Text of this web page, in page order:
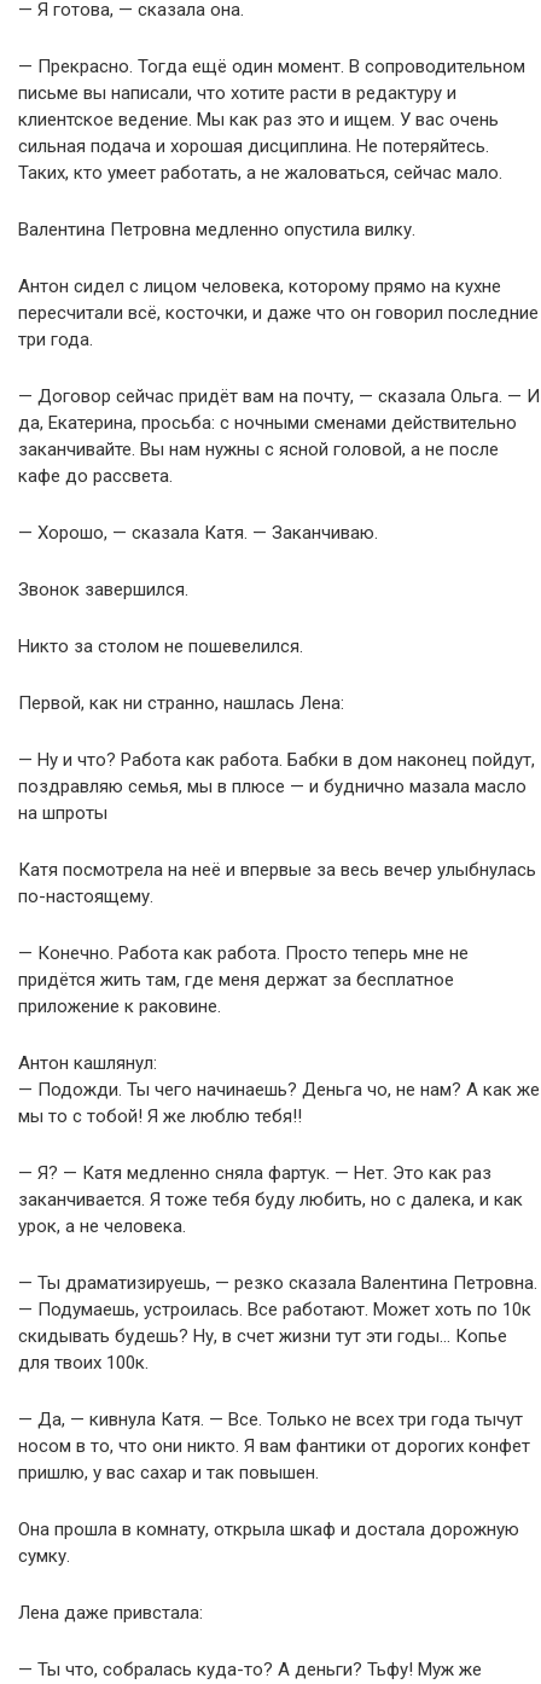
— Я готова, — сказала она.
— Прекрасно. Тогда ещё один момент. В сопроводительном
письме вы написали, что хотите расти в редактуру и
клиентское ведение. Мы как раз это и ищем. У вас очень
сильная подача и хорошая дисциплина. Не потеряйтесь.
Таких, кто умеет работать, а не жаловаться, сейчас мало.
Валентина Петровна медленно опустила вилку.
Антон сидел с лицом человека, которому прямо на кухне
пересчитали всё, косточки, и даже что он говорил последние
три года.
— Договор сейчас придёт вам на почту, — сказала Ольга. — И
да, Екатерина, просьба: с ночными сменами действительно
заканчивайте. Вы нам нужны с ясной головой, а не после
кафе до рассвета.
— Хорошо, — сказала Катя. — Заканчиваю.
Звонок завершился.
Никто за столом не пошевелился.
Первой, как ни странно, нашлась Лена:
— Ну и что? Работа как работа. Бабки в дом наконец пойдут,
поздравляю семья, мы в плюсе — и буднично мазала масло
на шпроты
Катя посмотрела на неё и впервые за весь вечер улыбнулась
по-настоящему.
— Конечно. Работа как работа. Просто теперь мне не
придётся жить там, где меня держат за бесплатное
приложение к раковине.
Антон кашлянул:
— Подожди. Ты чего начинаешь? Деньга чо, не нам? А как же
мы то с тобой! Я же люблю тебя!!
— Я? — Катя медленно сняла фартук. — Нет. Это как раз
заканчивается. Я тоже тебя буду любить, но с далека, и как
урок, а не человека.
— Ты драматизируешь, — резко сказала Валентина Петровна.
— Подумаешь, устроилась. Все работают. Может хоть по 10к
скидывать будешь? Ну, в счет жизни тут эти годы… Копье
для твоих 100к.
— Да, — кивнула Катя. — Все. Только не всех три года тычут
носом в то, что они никто. Я вам фантики от дорогих конфет
пришлю, у вас сахар и так повышен.
Она прошла в комнату, открыла шкаф и достала дорожную
сумку.
Лена даже привстала:
— Ты что, собралась куда-то? А деньги? Тьфу! Муж же